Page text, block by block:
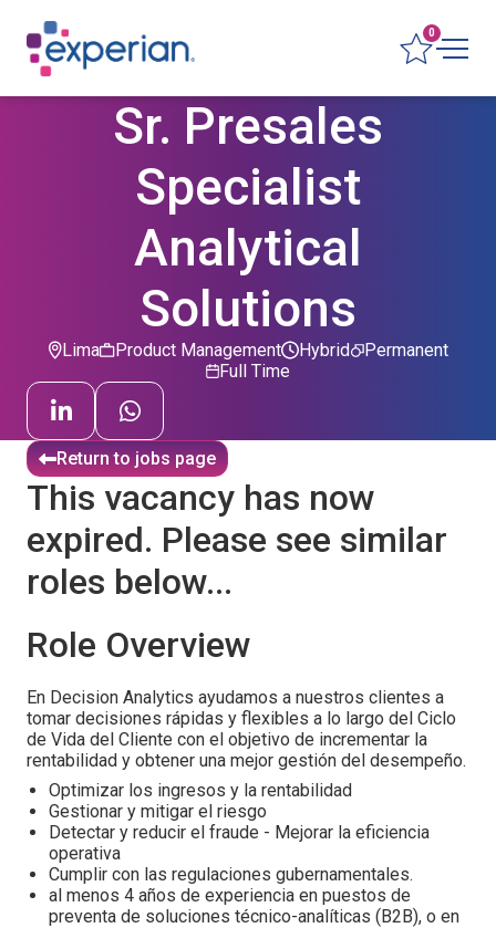
0
Sr. Presales
Specialist
Analytical
Solutions
Lima Product Management Permanent
Hybrid
Full Time
Return to jobs page
This vacancy has now
expired. Please see similar
roles below...
Role Overview
En Decision Analytics ayudamos a nuestros clientes a
tomar decisiones rápidas y flexibles a lo largo del Ciclo
de Vida del Cliente con el objetivo de incrementar la
rentabilidad y obtener una mejor gestión del desempeño.
Optimizar los ingresos y la rentabilidad
Gestionar y mitigar el riesgo
Detectar y reducir el fraude - Mejorar la eficiencia
operativa
Cumplir con las regulaciones gubernamentales.
al menos 4 años de experiencia en puestos de
preventa de soluciones técnico-analíticas (B2B), o en